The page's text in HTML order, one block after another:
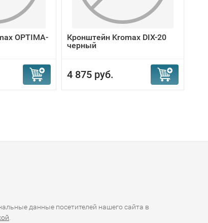
OPTIMA-
Кронштейн Kromax DIX-20
черный
4 875 руб.
данные посетителей нашего сайта в